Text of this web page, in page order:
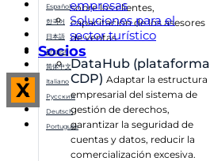
sobre los clientes,
capacitación de los asesores
de ventas
DataHub (plataforma
CDP) Adaptar la estructura
empresarial del sistema de
gestión de derechos,
garantizar la seguridad de
cuentas y datos, reducir la
comercialización excesiva.
empresas
Soluciones para el
sector turístico
Socios
X
Español
한국어
日本語
English
简体中文
Italiano
Русский
Deutsch
Português